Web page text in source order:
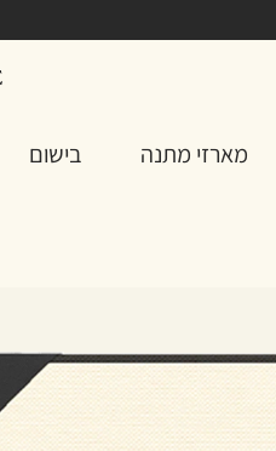
מארזי מתנה בישום